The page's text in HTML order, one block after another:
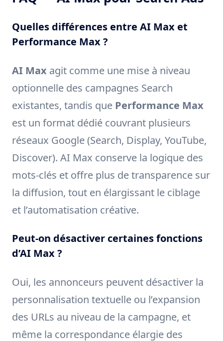
Quelles différences entre AI Max et
Performance Max ?
AI Max agit comme une mise à niveau
optionnelle des campagnes Search
existantes, tandis que Performance Max
est un format dédié couvrant plusieurs
réseaux Google (Search, Display, YouTube,
Discover). AI Max conserve la logique des
mots-clés et offre plus de transparence sur
la diffusion, tout en élargissant le ciblage
et l’automatisation créative.
Peut-on désactiver certaines fonctions
d’AI Max ?
Oui, les annonceurs peuvent désactiver la
personnalisation textuelle ou l’expansion
des URLs au niveau de la campagne, et
même la correspondance élargie des